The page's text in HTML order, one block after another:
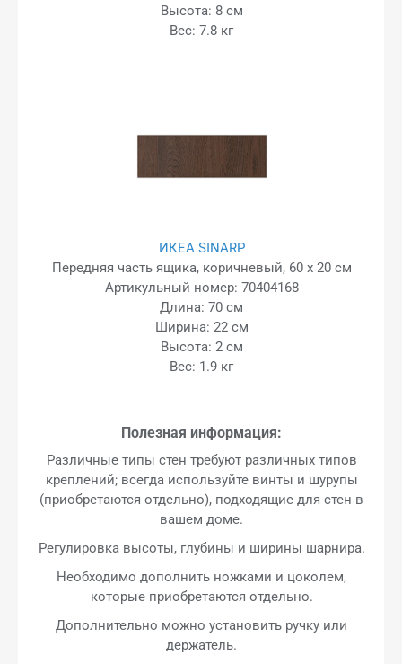
Высота: 8 см
Вес: 7.8 кг
ИКЕА SINARP
Передняя часть ящика, коричневый, 60 x 20 см
Артикульный номер: 70404168
Длина: 70 см
Ширина: 22 см
Высота: 2 см
Вес: 1.9 кг
Полезная информация:
Различные типы стен требуют различных типов
креплений; всегда используйте винты и шурупы
(приобретаются отдельно), подходящие для стен в
вашем доме.
Регулировка высоты, глубины и ширины шарнира.
Необходимо дополнить ножками и цоколем,
которые приобретаются отдельно.
Дополнительно можно установить ручку или
держатель.